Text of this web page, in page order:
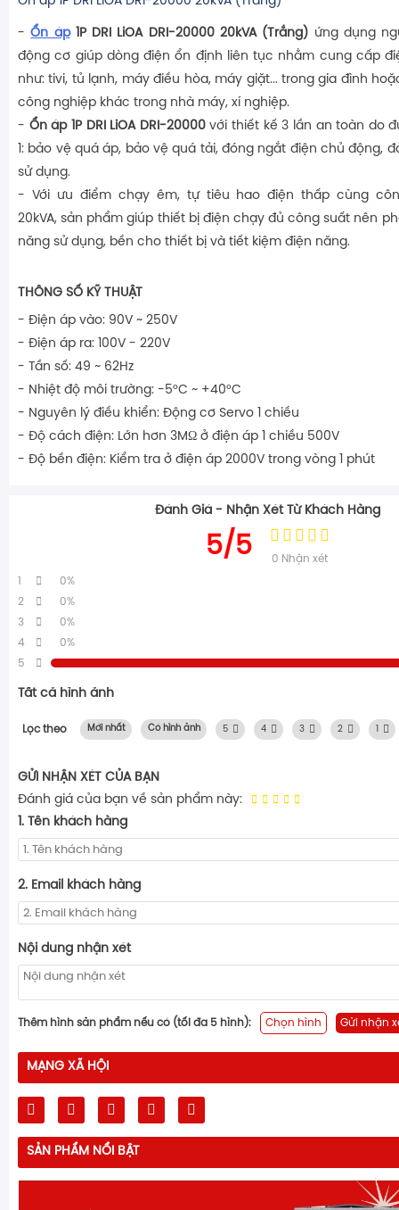
-Ổn áp1P DRI LiOA DRI-20000 20kVA (Trắng) ứng dụng
động cơ giúp dòng điện ổn định liên tục nhằm cung cấp
như: tivi, tủ lạnh, máy điều hòa, máy giặt... trong gia đình
công nghiệp khác trong nhà máy, xí nghiệp.
- Ổn áp 1P DRI LiOA DRI-20000với thiết kế 3 lần an toàn do
1: bảo vệ quá áp, bảo vệ quá tải, đóng ngắt điện chủ động,
sử dụng.
- Với ưu điểm chạy êm, tự tiêu hao điện thấp cùng
20kVA, sản phẩm giúp thiết bị điện chạy đủ công suất nên
năng sử dụng, bền cho thiết bị và tiết kiệm điện năng.
THÔNG SỐ KỸ THUẬT
- Điện áp vào: 90V ~ 250V
- Điện áp ra: 100V - 220V
- Tần số: 49 ~ 62Hz
- Nhiệt độ môi trường: -5°C ~ +40°C
- Nguyên lý điều khiển: Động cơ Servo 1 chiều
- Độ cách điện: Lớn hơn 3MΩ ở điện áp 1 chiều 500V
- Độ bền điện: Kiểm tra ở điện áp 2000V trong vòng 1 phút
Đánh Giá - Nhận Xét Từ Khách Hàng
5/5 0 Nhận xét
1
0%
2
0%
3
0%
4
0%
5
Tất cả hình ảnh
Lọc theo Mới nhất Có hình ảnh 5 4 3 2
GỬI NHẬN XÉT CỦA BẠN
Đánh giá của bạn về sản phẩm này:
1. Tên khách hàng
2. Email khách hàng
Nội dung nhận xét
Thêm hình sản phẩm nếu có (tối đa 5 hình): Chọn hình Gửi nhận
MẠNG XÃ HỘI
SẢN PHẨM NỔI BẬT